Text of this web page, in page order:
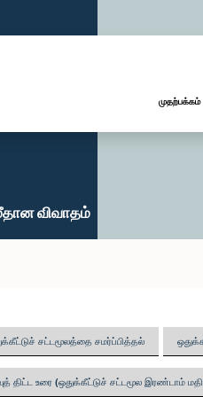
முதற்பக்கம்
விவாதம்
சட்டமூலத்தை சமர்ப்பித்தல்
திட்ட உரை (ஒதுக்கீட்டுச் சட்டமூல இரண்டாம்